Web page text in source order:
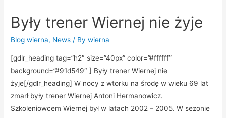
Były trener Wiernej nie żyje
Blog wierna, News / Bywierna
[gdlr_heading tag=”h2″ size=”40px” color=”#ffffff”
background=”#91d549″ ] Były trener Wiernej nie
żyje[/gdlr_heading] W nocy z wtorku na środę w wieku 69 lat
zmarł były trener Wiernej Antoni Hermanowicz.
Szkoleniowcem Wiernej był w latach 2002 – 2005. W sezonie